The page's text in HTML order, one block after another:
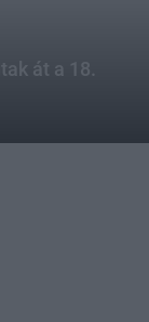
át a 18.